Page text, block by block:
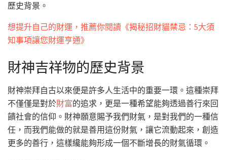
歷史背景。
想提升自己的財運，推薦你閱讀《揭秘招財貓禁忌：5大須
知事項讓您財運亨通》
財神吉祥物的歷史背景
財神崇拜自古以來便是許多人生活中的重要一環。這種崇拜
不僅僅是對於財富的追求，更是一種希望能夠透過善行來回
饋社會的信仰。財神願意賜予我們財氣，是對我們的一種信
任，而我們能做的就是善用這份財氣，讓它流動起來，創造
更多的善行，這樣纔能夠形成一個不斷增長的財氣循環。